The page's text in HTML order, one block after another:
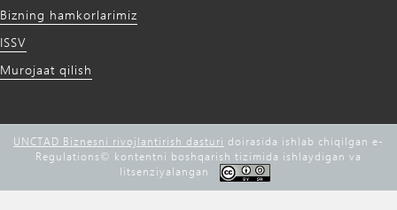
Bizning hamkorlarimiz
ISSV
Murojaat qilish
UNCTAD Biznesni rivojlantirish dasturi doirasida ishlab chiqilgan e-
Regulations©️ kontentni boshqarish tizimida ishlaydigan va
litsenziyalangan